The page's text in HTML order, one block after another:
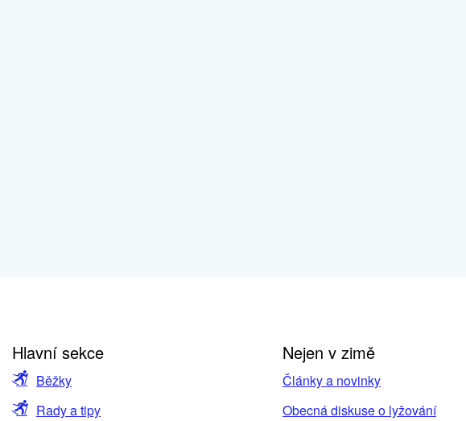
Hlavní sekce
Běžky
Rady a tipy
Nejen v zimě
Články a novinky
Obecná diskuse o lyžování